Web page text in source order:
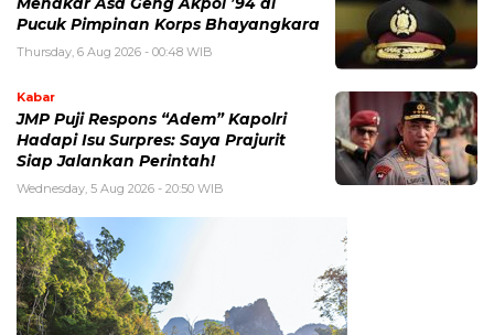
Pucuk Pimpinan Korps Bhayangkara
Thursday, 6 Aug 2026 - 00:48 WIB
Kabar
JMP Puji Respons “Adem” Kapolri
Hadapi Isu Surpres: Saya Prajurit
Siap Jalankan Perintah!
Wednesday, 5 Aug 2026 - 20:50 WIB